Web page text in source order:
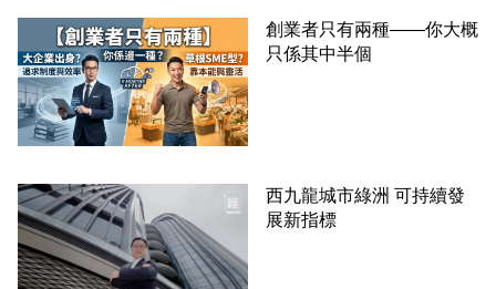
創業者只有兩種——你大概
只係其中半個
西九龍城市綠洲 可持續發
展新指標